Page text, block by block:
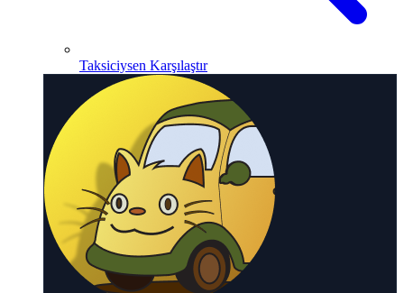
Taksiciysen Karşılaştır